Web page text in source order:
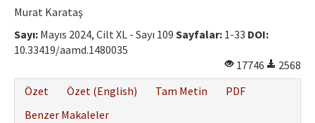
Murat Karataş
Sayı: Mayıs 2024, Cilt XL - Sayı 109 Sayfalar: 1-33 DOI:
10.33419/aamd.1480035
17746
2568
Özet
Özet (English) Tam Metin
PDF
Benzer Makaleler